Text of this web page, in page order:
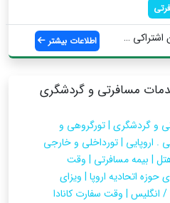
جن... اطلاعات بیشتر
مسافرتی و گردشگری
و گردشگری | تورگروهی و
. اروپایی | تورداخلی و خارجی
| بیمه مسافرتی | وقت
اتحادیه اروپا | ویزای
/ انگلیس | وقت سفارت کانادا